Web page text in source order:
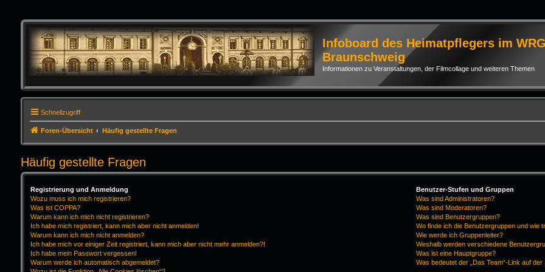
Infoboard des Heimatpflegers im WRG
Braunschweig
Informationen zu Veranstaltungen, der Filmcollage und weiteren Themen
Schnellzugriff
Foren-Übersicht Häufig gestellte Fragen
Häufig gestellte Fragen
Registrierung und Anmeldung
Wozu muss ich mich registrieren?
Was ist COPPA?
Warum kann ich mich nicht registrieren?
Ich habe mich registriert, kann mich aber nicht anmelden!
Warum kann ich mich nicht anmelden?
Ich habe mich vor einiger Zeit registriert, kann mich aber nicht mehr anmelden?!
Ich habe mein Passwort vergessen!
Warum werde ich automatisch abgemeldet?
Benutzer-Stufen und Gruppen
Was sind Administratoren?
Was sind Moderatoren?
Was sind Benutzergruppen?
Wo finde ich die Benutzergruppen und wie
Wie werde ich Gruppenleiter?
Weshalb werden verschiedene
Was ist eine Hauptgruppe?
Was bedeutet der „Das Team“-Link auf der